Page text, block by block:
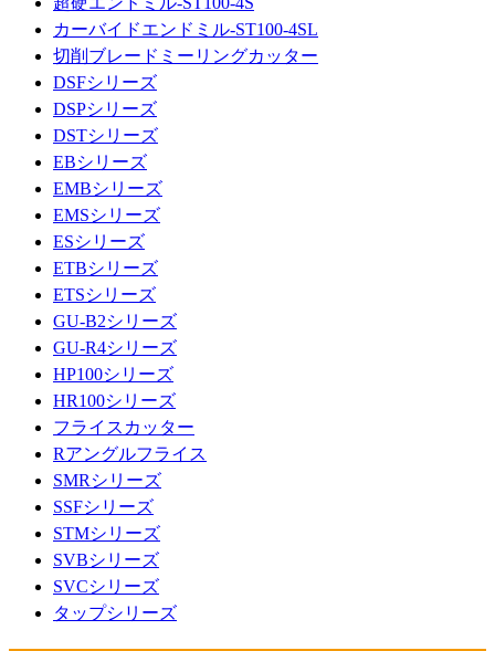
カーバイドエンドミル-ST100-4SL
切削ブレードミーリングカッター
DSFシリーズ
DSPシリーズ
DSTシリーズ
EBシリーズ
EMBシリーズ
EMSシリーズ
ESシリーズ
ETBシリーズ
ETSシリーズ
GU-B2シリーズ
GU-R4シリーズ
HP100シリーズ
HR100シリーズ
フライスカッター
Rアングルフライス
SMRシリーズ
SSFシリーズ
STMシリーズ
SVBシリーズ
SVCシリーズ
タップシリーズ